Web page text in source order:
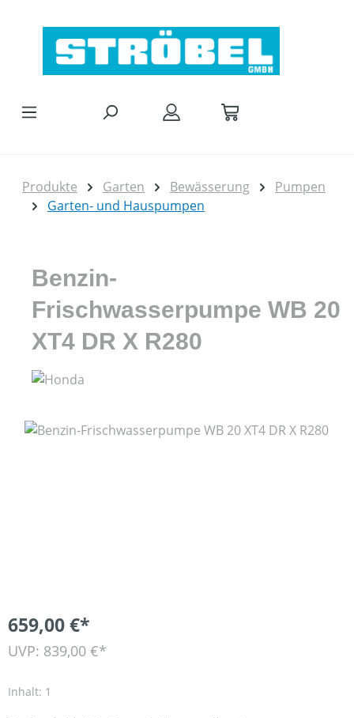
Produkte Garten Bewässerung
Pumpen
Garten- und Hauspumpen
Benzin-
Frischwasserpumpe WB 20
XT4 DR X R280
Bildergalerie überspringen
659,00 €*
UVP: 839,00 €*
Inhalt: 1